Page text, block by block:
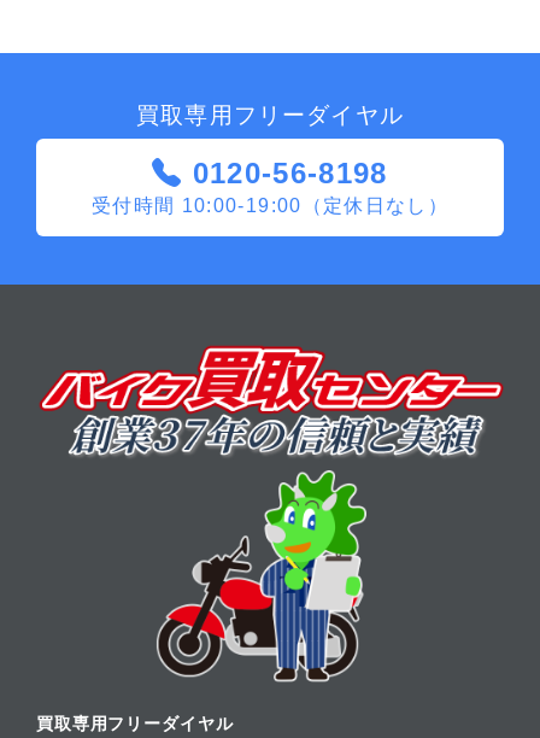
買取専用フリーダイヤル
0120-56-8198
受付時間 10:00-19:00（定休日なし）
買取専用フリーダイヤル